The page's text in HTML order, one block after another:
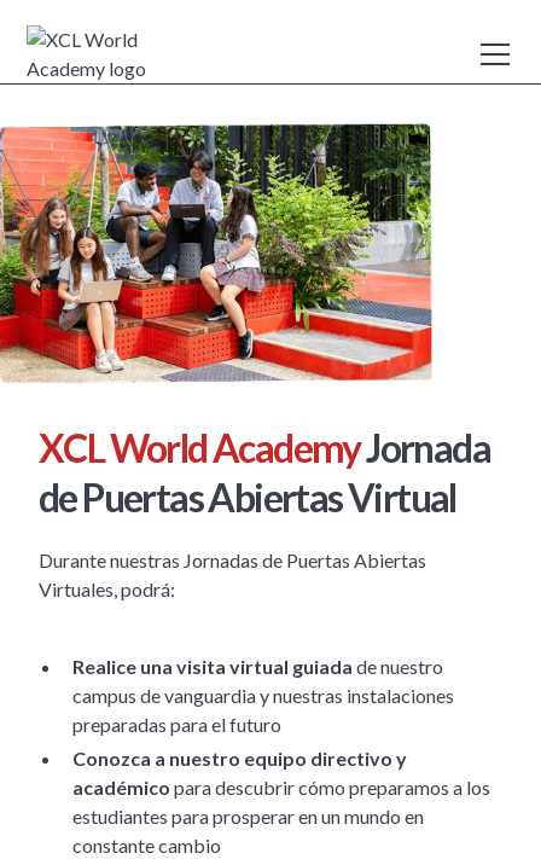
XCL World AcademyJornada
de Puertas Abiertas Virtual
Durante nuestras Jornadas de Puertas Abiertas
Virtuales, podrá:
Realice una visita virtual guiada de nuestro
campus de vanguardia y nuestras instalaciones
preparadas para el futuro
Conozca a nuestro equipo directivo y
académico para descubrir cómo preparamos a los
estudiantes para prosperar en un mundo en
constante cambio